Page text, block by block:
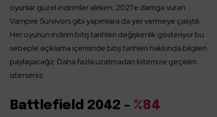
oyunlar güzel indirimler alırken, 2021’e damga vuran
Vampire Survivors gibi yapımlara da yer vermeye çalıştık.
Her oyunun indirim bitiş tarihleri değişkenlik gösteriyor bu
sebeple açıklama içerisinde bitiş tarihleri hakkında bilgileri
paylaşacağız. Daha fazla uzatmadan listemize geçelim
isterseniz;
Battlefield 2042 – %84